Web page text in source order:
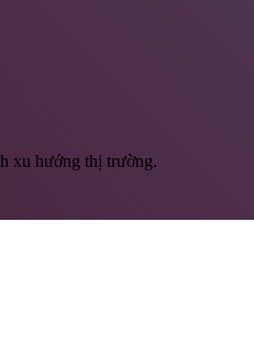
xu hướng thị trường.